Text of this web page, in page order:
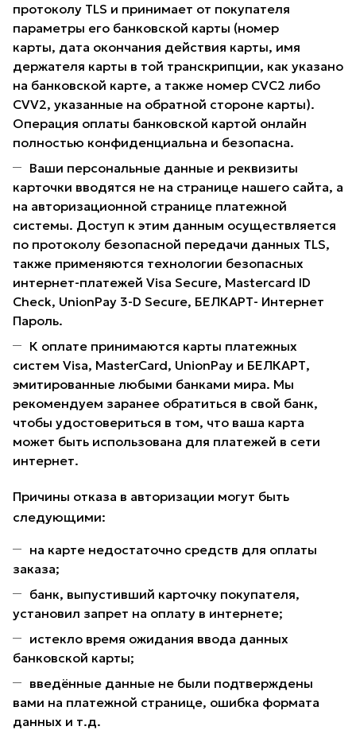
протоколу TLS и принимает от покупателя
параметры его банковской карты (номер
карты, дата окончания действия карты, имя
держателя карты в той транскрипции, как указано
на банковской карте, а также номер CVC2 либо
CVV2, указанные на обратной стороне карты).
Операция оплаты банковской картой онлайн
полностью конфиденциальна и безопасна.
Ваши персональные данные и реквизиты
карточки вводятся не на странице нашего сайта, а
на авторизационной странице платежной
системы. Доступ к этим данным осуществляется
по протоколу безопасной передачи данных TLS,
также применяются технологии безопасных
интернет-платежей Visa Secure, Mastercard ID
Check, UnionPay 3-D Secure, БЕЛКАРТ- Интернет
Пароль.
К оплате принимаются карты платежных
систем Visa, MasterCard, UnionPay и БЕЛКАРТ,
эмитированные любыми банками мира. Мы
рекомендуем заранее обратиться в свой банк,
чтобы удостовериться в том, что ваша карта
может быть использована для платежей в сети
интернет.
Причины отказа в авторизации могут быть
следующими:
на карте недостаточно средств для оплаты
заказа;
банк, выпустивший карточку покупателя,
установил запрет на оплату в интернете;
истекло время ожидания ввода данных
банковской карты;
введённые данные не были подтверждены
вами на платежной странице, ошибка формата
данных и т.д.